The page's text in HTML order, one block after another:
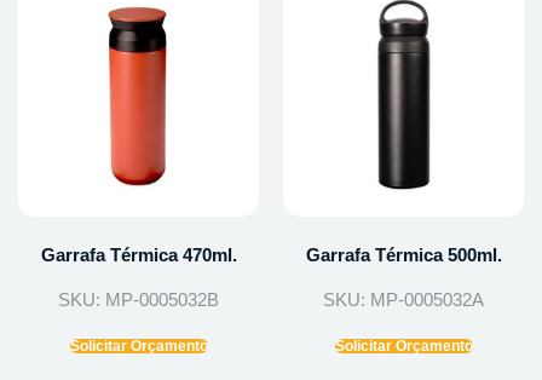
Garrafa Térmica 470ml.
SKU: MP-0005032B
Solicitar Orçamento
Garrafa Térmica 500ml.
SKU: MP-0005032A
Solicitar Orçamento